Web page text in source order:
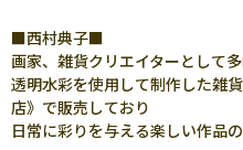
■西村典子■
画家、雑貨クリエイターとして
透明水彩を使用して制作した雑
店》で販売しており
日常に彩りを与える楽しい作品